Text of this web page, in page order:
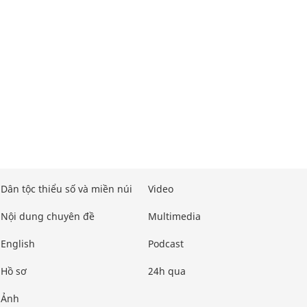
Dân tộc thiểu số và miền núi
Nội dung chuyên đề
English
Hồ sơ
Ảnh
Video
Multimedia
Podcast
24h qua